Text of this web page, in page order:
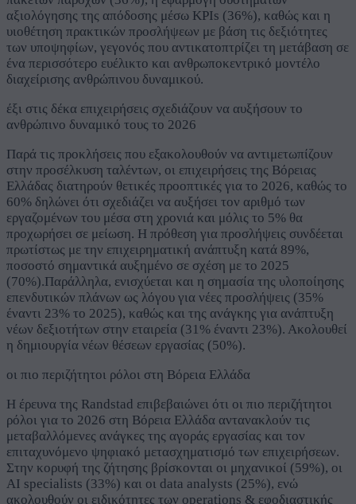
αξιολόγησης της απόδοσης μέσω KPIs (36%), καθώς και η
υιοθέτηση πρακτικών προσλήψεων με βάση τις δεξιότητες
των υποψηφίων, γεγονός που αντικατοπτρίζει τη μετάβαση σε
ένα περισσότερο ευέλικτο και ανθρωποκεντρικό μοντέλο
διαχείρισης ανθρώπινου δυναμικού.
έξι στις δέκα επιχειρήσεις σχεδιάζουν να αυξήσουν το
ανθρώπινο δυναμικό τους το 2026
Παρά τις προκλήσεις που εξακολουθούν να αντιμετωπίζουν
στην προσέλκυση ταλέντων, οι επιχειρήσεις της Βόρειας
Ελλάδας διατηρούν θετικές προοπτικές για το 2026, καθώς το
60% δηλώνει ότι σχεδιάζει να αυξήσει τον αριθμό των
εργαζομένων του μέσα στη χρονιά και μόλις το 5% θα
προχωρήσει σε μείωση. Η πρόθεση για προσλήψεις συνδέεται
πρωτίστως με την επιχειρηματική ανάπτυξη κατά 89%,
ποσοστό σημαντικά αυξημένο σε σχέση με το 2025
(70%).Παράλληλα, ενισχύεται και η σημασία της υλοποίησης
επενδυτικών πλάνων ως λόγου για νέες προσλήψεις (35%
έναντι 23% το 2025), καθώς και της ανάγκης για ανάπτυξη
νέων δεξιοτήτων στην εταιρεία (31% έναντι 23%). Ακολουθεί
η δημιουργία νέων θέσεων εργασίας (50%).
οι πιο περιζήτητοι ρόλοι στη Βόρεια Ελλάδα
Η έρευνα της Randstad επιβεβαιώνει ότι οι πιο περιζήτητοι
ρόλοι για το 2026 στη Βόρεια Ελλάδα αντανακλούν τις
μεταβαλλόμενες ανάγκες της αγοράς εργασίας και τον
επιταχυνόμενο ψηφιακό μετασχηματισμό των επιχειρήσεων.
Στην κορυφή της ζήτησης βρίσκονται οι μηχανικοί (59%), οι
AI specialists (33%) και οι data analysts (25%), ενώ
ακολουθούν οι ειδικότητες των operations & εφοδιαστικής